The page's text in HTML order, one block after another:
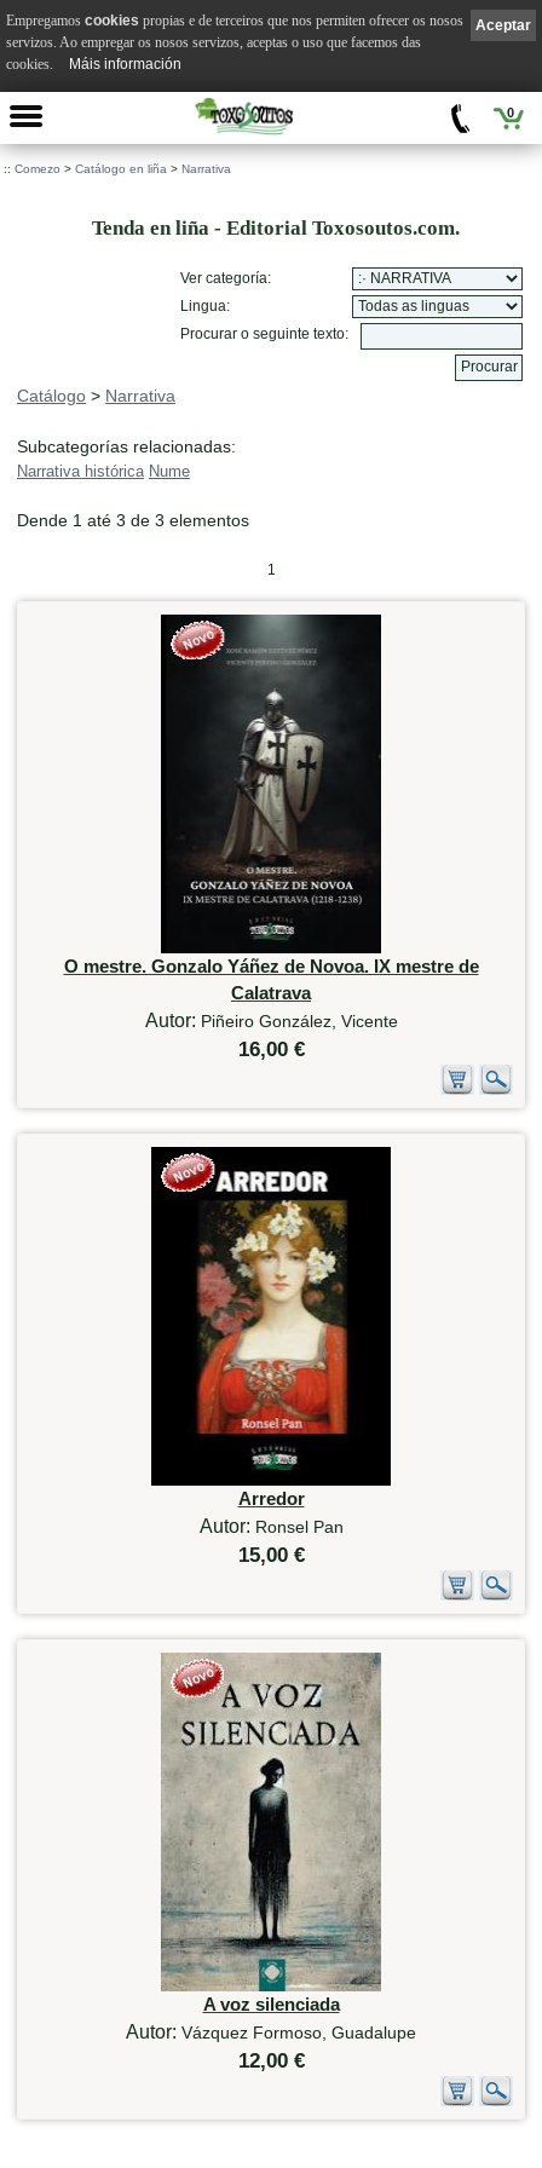
0
:: Comezo > Catálogo en liña > Narrativa
Tenda en liña - Editorial Toxosoutos.com.
Ver categoría:
Lingua:
Procurar o seguinte texto:
Catálogo > Narrativa
Subcategorías relacionadas:
Narrativa histórica Nume
Dende 1 até 3 de 3 elementos
1
O mestre. Gonzalo Yáñez de Novoa. IX mestre de
Calatrava
Autor: Piñeiro González, Vicente
16,00 €
Arredor
Autor: Ronsel Pan
15,00 €
A voz silenciada
Autor: Vázquez Formoso, Guadalupe
12,00 €
Aceptar
Empregamos cookies propias e de terceiros que nos permiten ofrecer os nosos
servizos. Ao empregar os nosos servizos, aceptas o uso que facemos das
cookies.
Máis información